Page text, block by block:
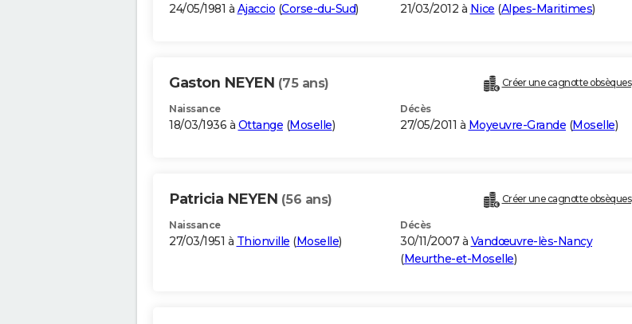
24/05/1981 à Ajaccio (Corse-du-Sud) 21/03/2012 à Nice (Alpes-Maritimes)
Gaston NEYEN (75 ans) Créer une cagnotte obsèques
Naissance
18/03/1936 à Ottange (Moselle)
Décès
27/05/2011 à Moyeuvre-Grande (Moselle)
Patricia NEYEN (56 ans) Créer une cagnotte obsèques
Naissance
27/03/1951 à Thionville (Moselle)
Décès
30/11/2007 à Vandœuvre-lès-Nancy
(Meurthe-et-Moselle)